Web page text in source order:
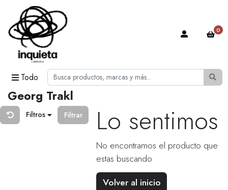
Todo
0
Georg Trakl
Filtros Filtrar Lo sentimos
No encontramos el producto que
estas buscando
Volver al inicio